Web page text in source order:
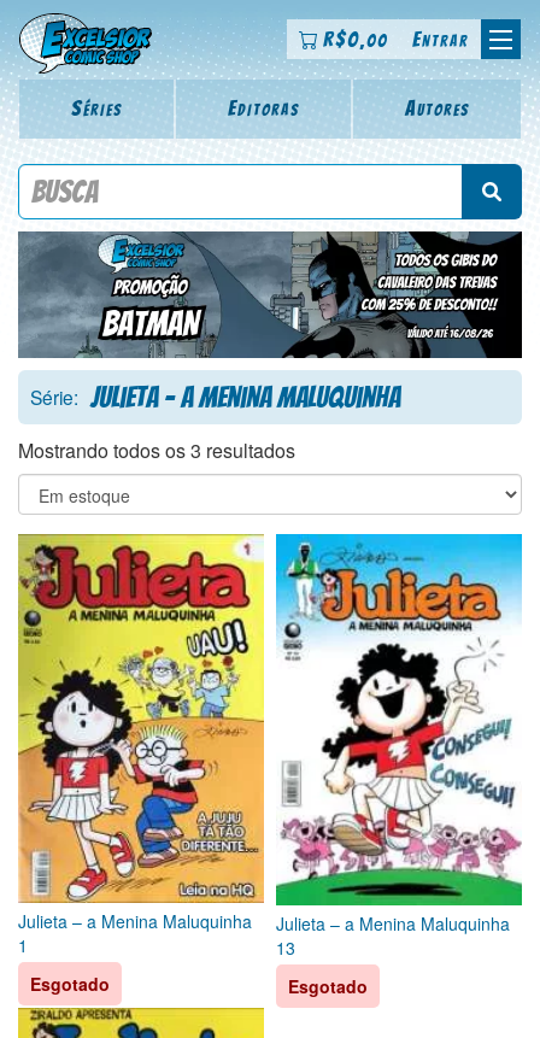
R$0,00 Entrar
Séries Editoras Autores
Procure por título da revista, personagem, série, escritor,
Série: Julieta - a Menina Maluquinha
Mostrando todos os 3 resultados
Julieta – a Menina Maluquinha
1
Esgotado
Julieta – a Menina Maluquinha
13
Esgotado